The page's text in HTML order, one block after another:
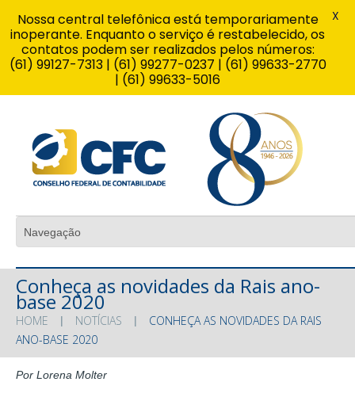
Conheça as novidades da Rais ano-
base 2020
HOME NOTÍCIAS
CONHEÇA AS NOVIDADES DA RAIS
ANO-BASE 2020
Por Lorena Molter
Nossa central telefônica está temporariamente
inoperante. Enquanto o serviço é restabelecido, os
contatos podem ser realizados pelos números:
(61) 99127-7313 | (61) 99277-0237 | (61) 99633-2770
| (61) 99633-5016
X